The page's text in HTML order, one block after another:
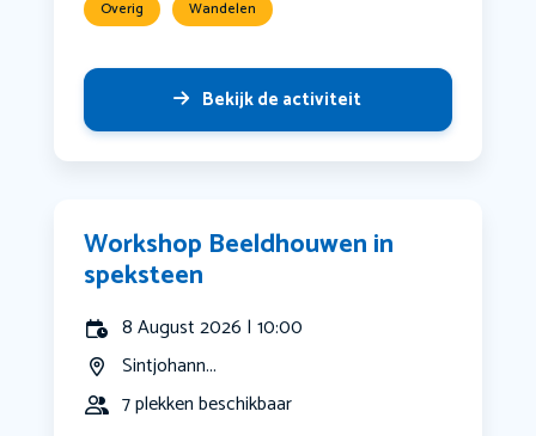
Overig Wandelen
Bekijk de activiteit
Workshop Beeldhouwen in
speksteen
8 August 2026 | 10:00
Sintjohann...
7 plekken beschikbaar